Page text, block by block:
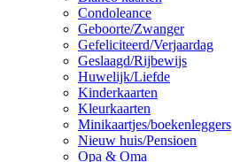
Condoleance
Geboorte/Zwanger
Gefeliciteerd/Verjaardag
Geslaagd/Rijbewijs
Huwelijk/Liefde
Kinderkaarten
Kleurkaarten
Minikaartjes/boekenleggers
Nieuw huis/Pensioen
Opa & Oma